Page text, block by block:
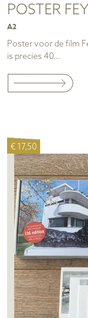
POSTER
A2
Poster voor de film
is precies 40...
€ 17,50